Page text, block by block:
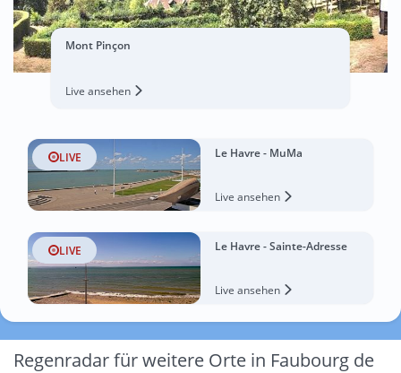
Mont Pinçon
Live ansehen
LIVE Le Havre - MuMa
Live ansehen
LIVE Le Havre - Sainte-Adresse
Live ansehen
Regenradar für weitere Orte in Faubourg de